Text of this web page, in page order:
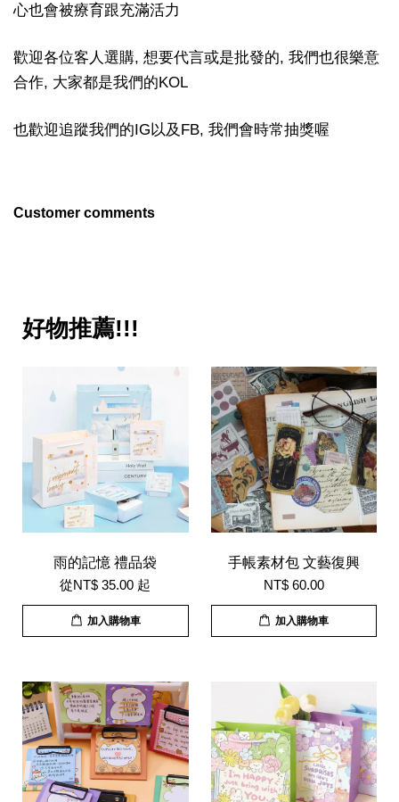
心也會被療育跟充滿活力
歡迎各位客人選購, 想要代言或是批發的, 我們也很樂意
合作, 大家都是我們的KOL
也歡迎追蹤我們的IG以及FB, 我們會時常抽獎喔
Customer comments
好物推薦!!!
雨的記憶 禮品袋
從NT$ 35.00 起
加入購物車
手帳素材包 文藝復興
NT$ 60.00
加入購物車